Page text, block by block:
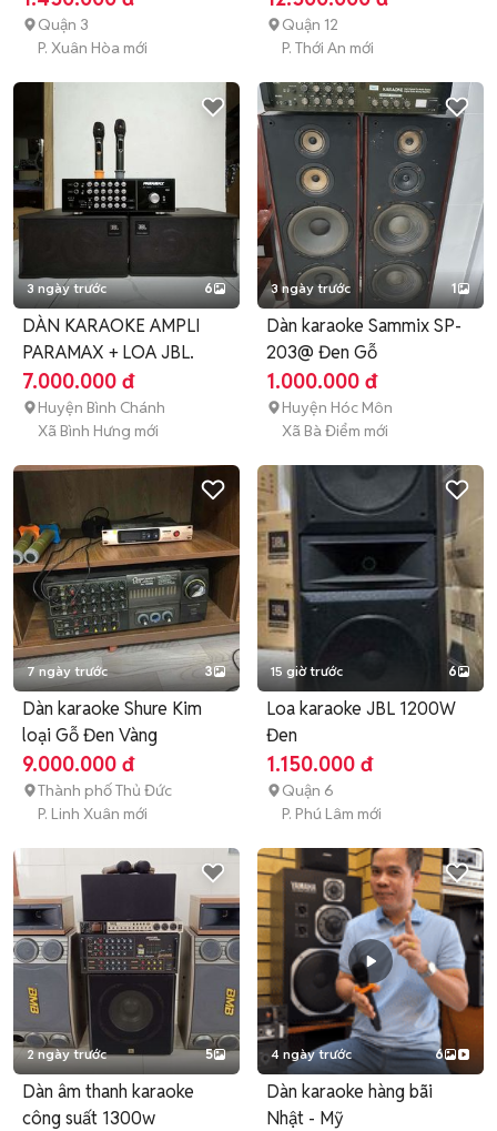
Quận 3
P. Xuân Hòa mới
Quận 12
P. Thới An mới
3 ngày trước 6
DÀN KARAOKE AMPLI
PARAMAX + LOA JBL.
7.000.000 đ
Huyện Bình Chánh
Xã Bình Hưng mới
3 ngày trước 1
Dàn karaoke Sammix SP-
203@ Đen Gỗ
1.000.000 đ
Huyện Hóc Môn
Xã Bà Điểm mới
7 ngày trước 3
Dàn karaoke Shure Kim
loại Gỗ Đen Vàng
9.000.000 đ
Thành phố Thủ Đức
P. Linh Xuân mới
15 giờ trước 6
Loa karaoke JBL 1200W
Đen
1.150.000 đ
Quận 6
P. Phú Lâm mới
2 ngày trước 5
Dàn âm thanh karaoke
công suất 1300w
4 ngày trước 6
Dàn karaoke hàng bãi
Nhật - Mỹ